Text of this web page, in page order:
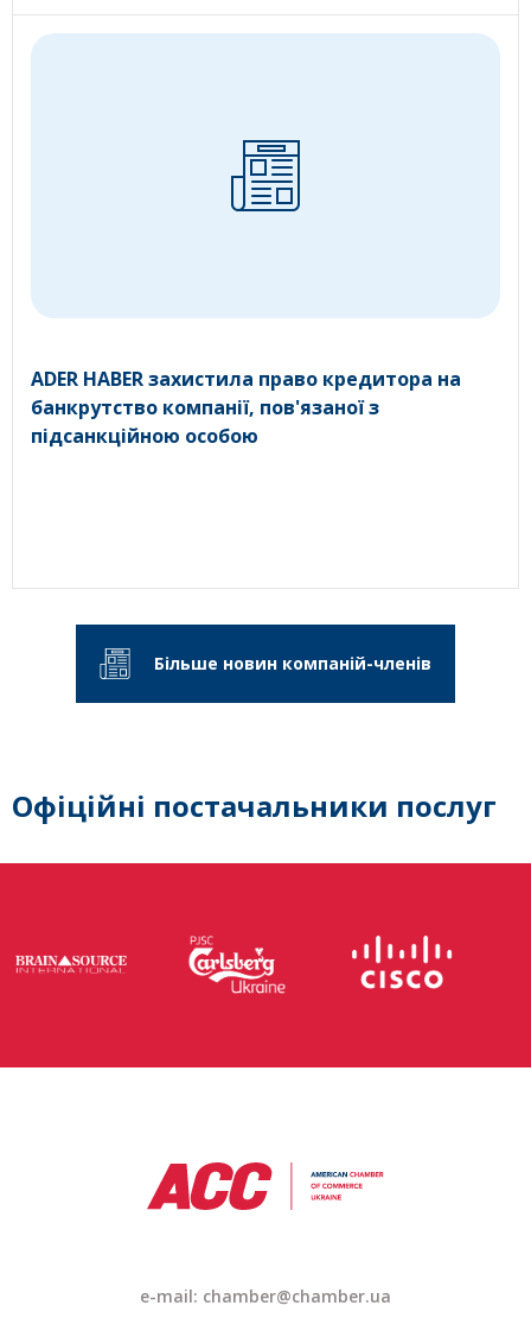
ADER HABER захистила право кредитора на
банкрутство компанії, пов'язаної з
підсанкційною особою
Більше новин компаній-членів
Офіційні постачальники послуг
e-mail: chamber@chamber.ua